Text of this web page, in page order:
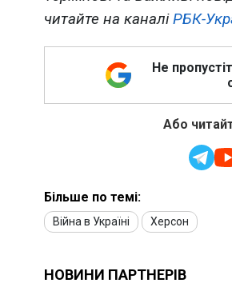
читайте на каналіРБК-
Не
Або
Більше по темі:
Війна в Україні Херсон